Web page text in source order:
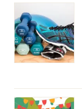
72 - Sarthe